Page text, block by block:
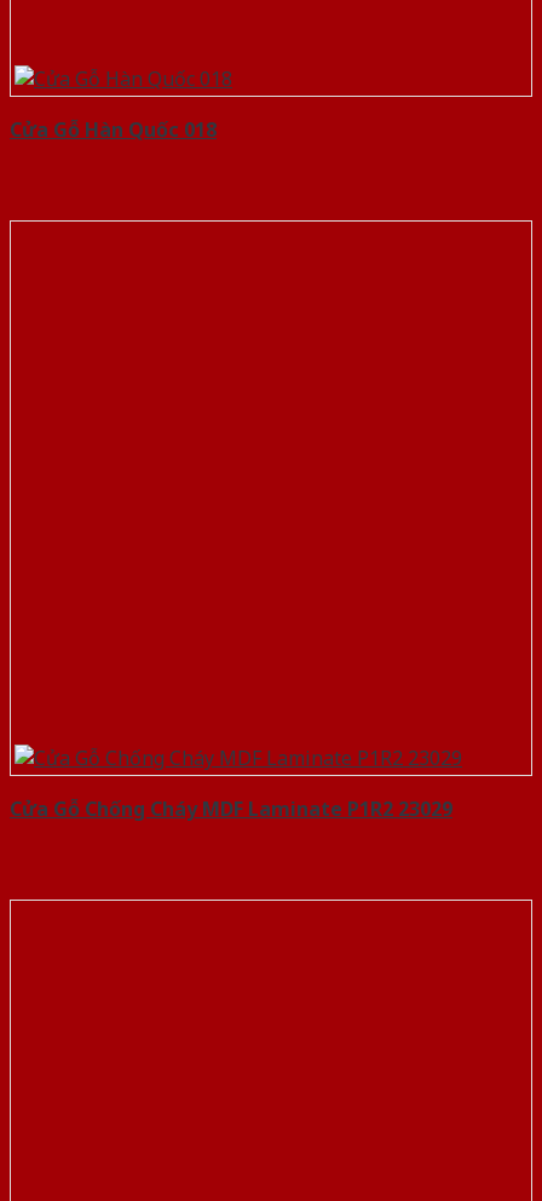
Cửa Gỗ Hàn Quốc 018
Cửa Gỗ Chống Cháy MDF Laminate P1R2 23029